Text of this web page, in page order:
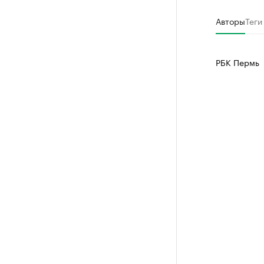
АвторыТеги
РБК Пермь